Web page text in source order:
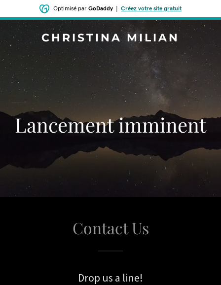
Optimisé par GoDaddy Créez votre site gratuit
CHRISTINA MILIAN
Lancement imminent
Contact Us
Drop us a line!